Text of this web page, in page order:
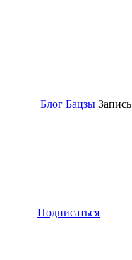
Блог Бацзы
Подписаться